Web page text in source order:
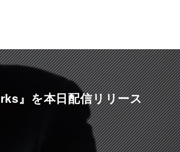
』を本日配信リリース